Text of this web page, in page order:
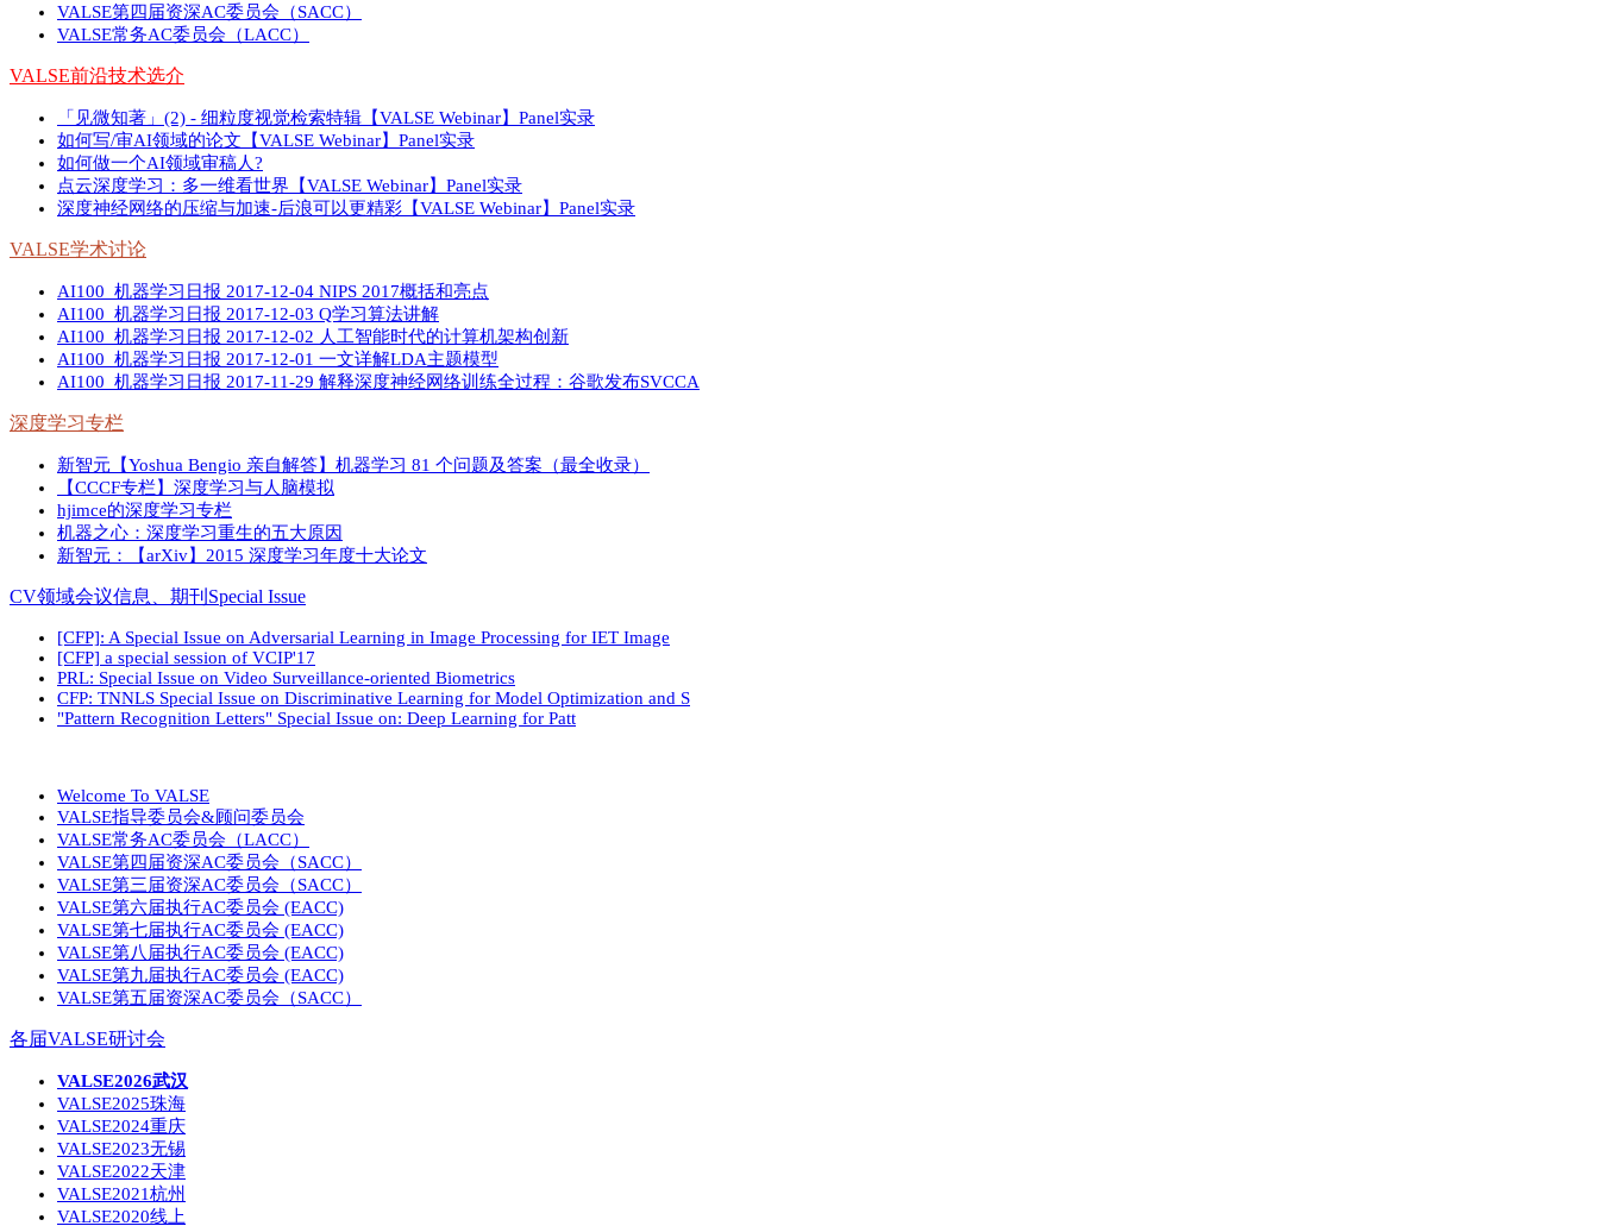
VALSE第四届资深AC委员会（SACC）
VALSE常务AC委员会（LACC）
VALSE前沿技术选介
「见微知著」(2) - 细粒度视觉检索特辑【VALSE Webinar】Panel实录
如何写/审AI领域的论文【VALSE Webinar】Panel实录
如何做一个AI领域审稿人?
点云深度学习：多一维看世界【VALSE Webinar】Panel实录
深度神经网络的压缩与加速-后浪可以更精彩【VALSE Webinar】Panel实录
VALSE学术讨论
AI100_机器学习日报 2017-12-04 NIPS 2017概括和亮点
AI100_机器学习日报 2017-12-03 Q学习算法讲解
AI100_机器学习日报 2017-12-02 人工智能时代的计算机架构创新
AI100_机器学习日报 2017-12-01 一文详解LDA主题模型
AI100_机器学习日报 2017-11-29 解释深度神经网络训练全过程：谷歌发布SVCCA
深度学习专栏
新智元【Yoshua Bengio 亲自解答】机器学习 81 个问题及答案（最全收录）
【CCCF专栏】深度学习与人脑模拟
hjimce的深度学习专栏
机器之心：深度学习重生的五大原因
新智元：【arXiv】2015 深度学习年度十大论文
CV领域会议信息、期刊Special Issue
[CFP]: A Special Issue on Adversarial Learning in Image Processing for IET Image
[CFP] a special session of VCIP'17
PRL: Special Issue on Video Surveillance-oriented Biometrics
CFP: TNNLS Special Issue on Discriminative Learning for Model Optimization and S
"Pattern Recognition Letters" Special Issue on: Deep Learning for Patt
Welcome To VALSE
VALSE指导委员会&顾问委员会
VALSE常务AC委员会（LACC）
VALSE第四届资深AC委员会（SACC）
VALSE第三届资深AC委员会（SACC）
VALSE第六届执行AC委员会 (EACC)
VALSE第七届执行AC委员会 (EACC)
VALSE第八届执行AC委员会 (EACC)
VALSE第九届执行AC委员会 (EACC)
VALSE第五届资深AC委员会（SACC）
各届VALSE研讨会
VALSE2026武汉
VALSE2025珠海
VALSE2024重庆
VALSE2023无锡
VALSE2022天津
VALSE2021杭州
VALSE2020线上